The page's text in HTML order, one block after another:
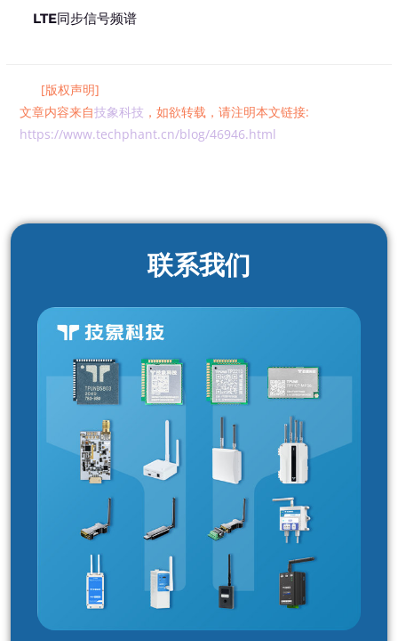
LTE同步信号频谱
[版权声明]
文章内容来自技象科技 ，如欲转载，请注明本文链接:
https://www.techphant.cn/blog/46946.html
联系我们